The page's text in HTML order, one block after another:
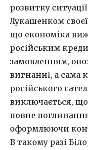
розвитку
Лукашенком
що економіка
російським
замовленням,
вигнанні, а сама
російського
виключається, що
повне
оформлюючи
В такому разі